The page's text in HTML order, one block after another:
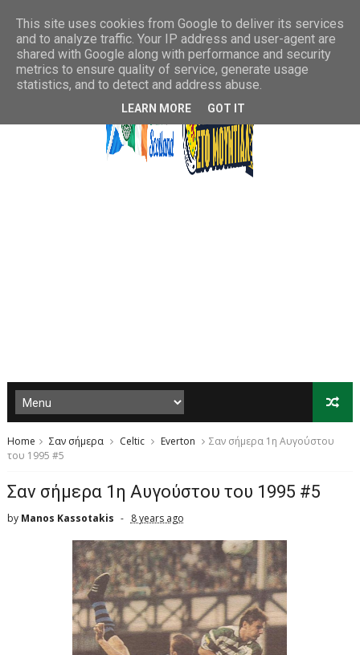
Home Σαν σήμερα Celtic Everton
Σαν σήμερα 1η Αυγούστου
του 1995 #5
Σαν σήμερα 1η Αυγούστου του 1995 #5
by Manos Kassotakis 8 years ago
This site uses cookies from Google to deliver its services
and to analyze traffic. Your IP address and user-agent are
shared with Google along with performance and security
metrics to ensure quality of service, generate usage
statistics, and to detect and address abuse.
LEARN MORE GOT IT